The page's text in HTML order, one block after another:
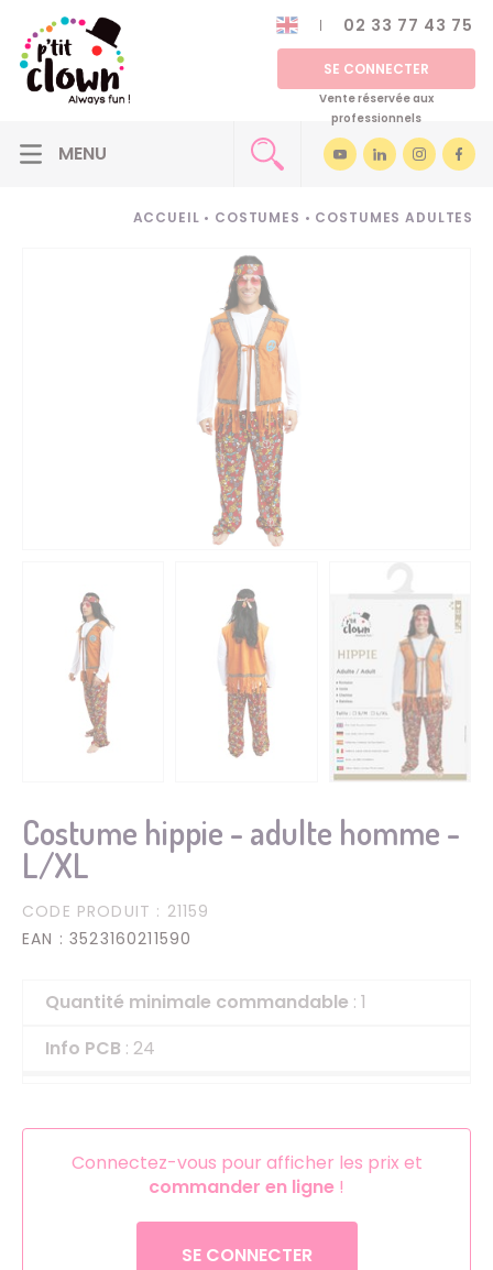
02 33 77 43 75
SE CONNECTER
Vente réservée aux
professionnels
ACCUEIL • COSTUMES • COSTUMES ADULTES
Costume hippie - adulte homme -
L/XL
CODE PRODUIT : 21159
EAN : 3523160211590
Quantité minimale commandable : 1
Info PCB : 24
Connectez-vous pour afficher les prix et
commander en ligne !
SE CONNECTER